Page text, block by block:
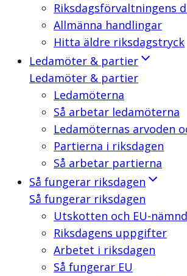
Riksdagsförvaltningens
Allmänna handlingar
Hitta äldre riksdagstryck
Ledamöter & partier
Ledamöter & partier
Ledamöterna
Så arbetar ledamöterna
Ledamöternas arvoden
Partierna i riksdagen
Så arbetar partierna
Så fungerar riksdagen
Så fungerar riksdagen
Utskotten och EU-
Riksdagens uppgifter
Arbetet i riksdagen
Så fungerar EU